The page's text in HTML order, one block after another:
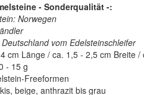
- Sonderqualität -:
Norwegen
vom Edelsteinschleifer
cm Länge / ca. 1,5 - 2,5 cm Breite /
- 15 g
Freeformen
beige, anthrazit bis grau